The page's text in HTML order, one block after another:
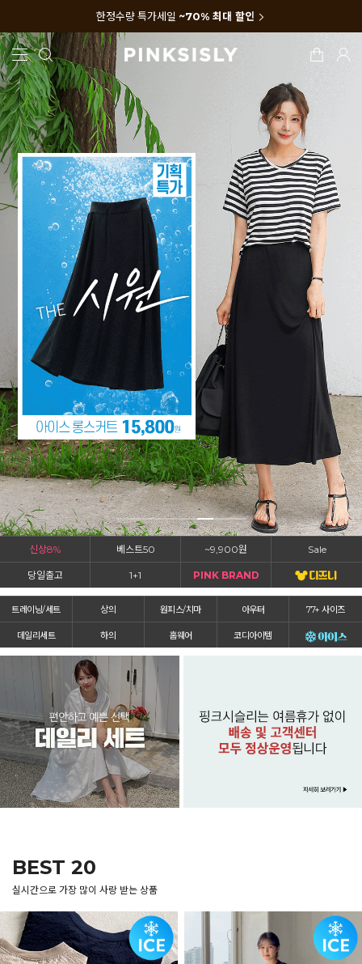
한정수량 특가세일 ~70% 최대 할인
신상8% 베스트50 ~9,900원 Sale
당일출고 1+1 PINK BRAND
트레이닝/세트 상의 원피스/치마 아우터 77+ 사이즈
데일리세트 하의 홈웨어 코디아이템
BEST 20
실시간으로 가장 많이 사랑 받는 상품